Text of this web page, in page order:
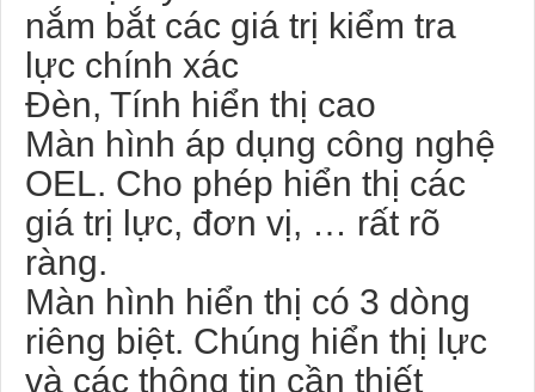
nắm bắt các giá trị kiểm tra
lực chính xác
Đèn, Tính hiển thị cao
Màn hình áp dụng công nghệ
OEL. Cho phép hiển thị các
giá trị lực, đơn vị, … rất rõ
ràng.
Màn hình hiển thị có 3 dòng
riêng biệt. Chúng hiển thị lực
và các thông tin cần thiết